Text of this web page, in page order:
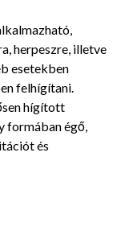
herpeszre, illetve
esetekben
felhígítani.
hígított
formában égő,
és